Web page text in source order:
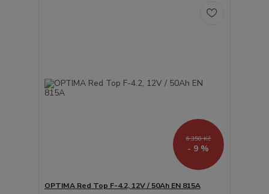
6 350 Kč
- 9 %
OPTIMA Red Top F-4.2, 12V / 50Ah EN 815A